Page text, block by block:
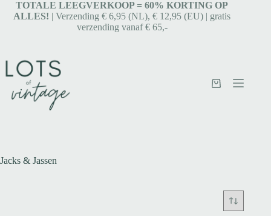
TOTALE LEEGVERKOOP = 60% KORTING OP
ALLES! | Verzending € 6,95 (NL), € 12,95 (EU) | gratis
verzending vanaf € 65,-
Jacks & Jassen